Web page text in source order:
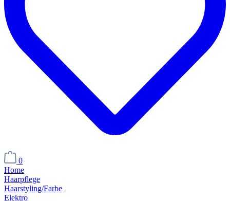
0
Home
Haarpflege
Haarstyling/Farbe
Elektro